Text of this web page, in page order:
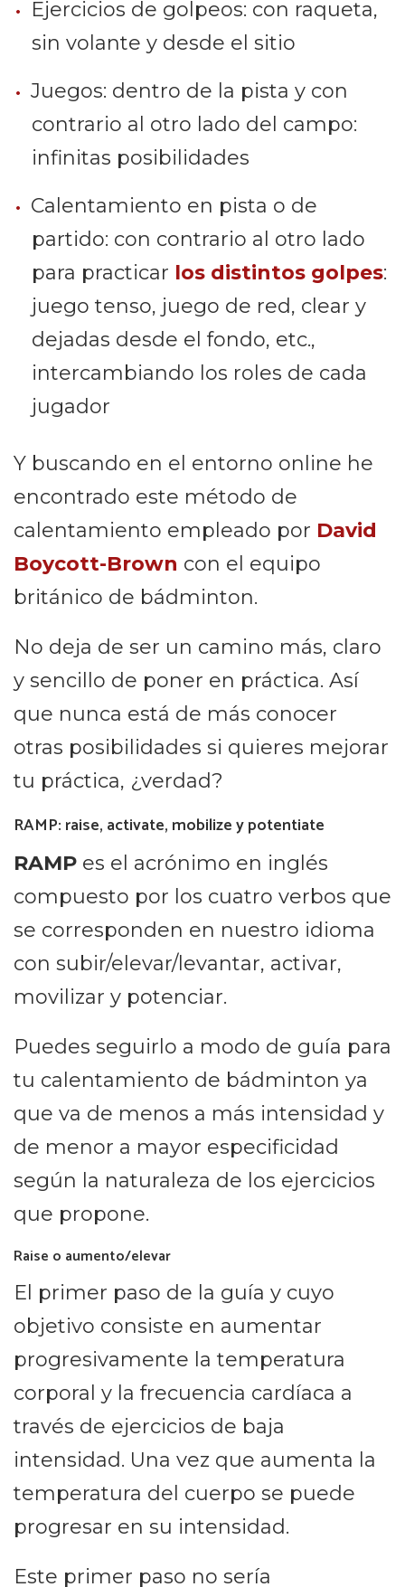
Ejercicios de golpeos: con raqueta,
sin volante y desde el sitio
Juegos: dentro de la pista y con
contrario al otro lado del campo:
infinitas posibilidades
Calentamiento en pista o de
partido: con contrario al otro lado
para practicar los distintos golpes:
juego tenso, juego de red, clear y
dejadas desde el fondo, etc.,
intercambiando los roles de cada
jugador
Y buscando en el entorno online he
encontrado este método de
calentamiento empleado por David
Boycott-Brown con el equipo
británico de bádminton.
No deja de ser un camino más, claro
y sencillo de poner en práctica. Así
que nunca está de más conocer
otras posibilidades si quieres mejorar
tu práctica, ¿verdad?
RAMP: raise, activate, mobilize y potentiate
RAMP es el acrónimo en inglés
compuesto por los cuatro verbos que
se corresponden en nuestro idioma
con subir/elevar/levantar, activar,
movilizar y potenciar.
Puedes seguirlo a modo de guía para
tu calentamiento de bádminton ya
que va de menos a más intensidad y
de menor a mayor especificidad
según la naturaleza de los ejercicios
que propone.
Raise o aumento/elevar
El primer paso de la guía y cuyo
objetivo consiste en aumentar
progresivamente la temperatura
corporal y la frecuencia cardíaca a
través de ejercicios de baja
intensidad. Una vez que aumenta la
temperatura del cuerpo se puede
progresar en su intensidad.
Este primer paso no sería